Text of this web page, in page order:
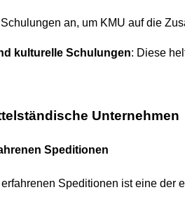
an, um KMU auf die
kulturelle Schulungen: Diese
Unternehmen
Speditionen
Speditionen ist eine der